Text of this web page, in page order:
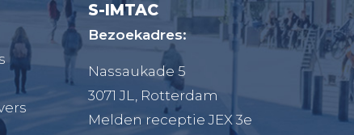
S-IMTAC
Bezoekadres:
Nassaukade 5
3071 JL, Rotterdam
Melden receptie JEX 3e